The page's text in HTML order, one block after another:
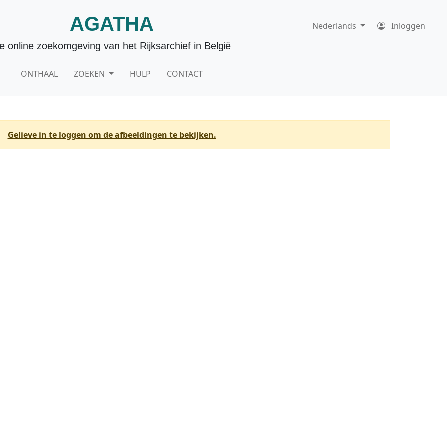
AGATHA
online zoekomgeving van het Rijksarchief in België
ONTHAAL ZOEKEN HULP CONTACT
Nederlands Inloggen
Gelieve in te loggen om de afbeeldingen te bekijken.